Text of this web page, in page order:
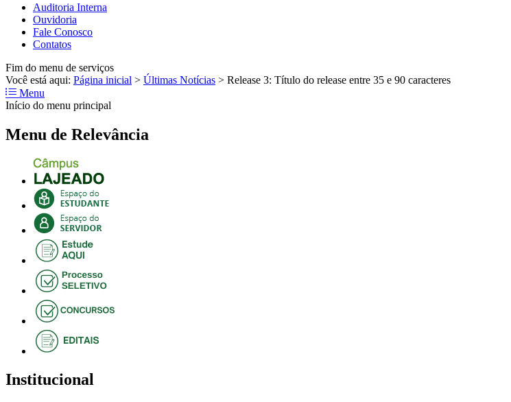
Auditoria Interna
Ouvidoria
Fale Conosco
Contatos
Fim do menu de serviços
Você está aqui: Página inicial > Últimas Notícias > Release 3: Título do release entre 35 e 90 caracteres
Menu
Início do menu principal
Menu de Relevância
Institucional